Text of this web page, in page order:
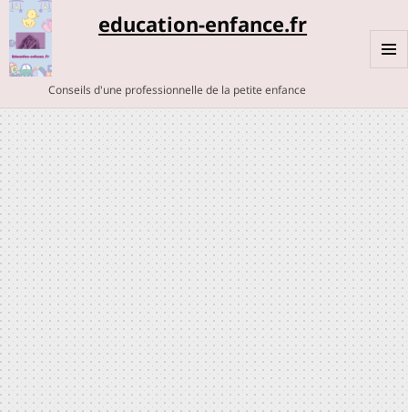
education-enfance.fr
Conseils d'une professionnelle de la petite enfance